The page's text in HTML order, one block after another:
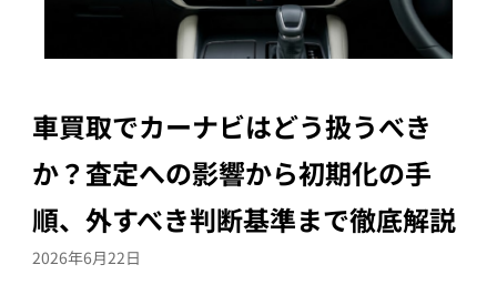
車買取でカーナビはどう扱うべき
か？査定への影響から初期化の手
順、外すべき判断基準まで徹底解説
2026年6月22日